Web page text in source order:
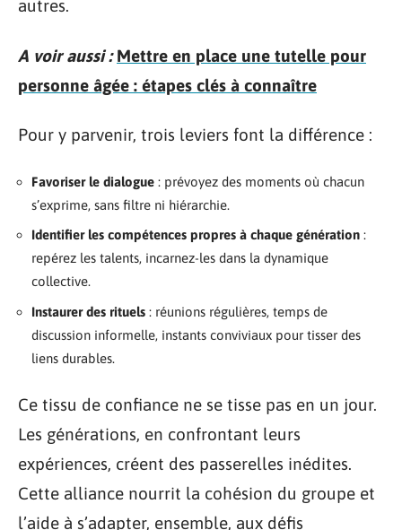
autres.
A voir aussi : Mettre en place une tutelle pour
personne âgée : étapes clés à connaître
Pour y parvenir, trois leviers font la différence :
Favoriser le dialogue : prévoyez des moments où chacun
s’exprime, sans filtre ni hiérarchie.
Identifier les compétences propres à chaque génération :
repérez les talents, incarnez-les dans la dynamique
collective.
Instaurer des rituels : réunions régulières, temps de
discussion informelle, instants conviviaux pour tisser des
liens durables.
Ce tissu de confiance ne se tisse pas en un jour.
Les générations, en confrontant leurs
expériences, créent des passerelles inédites.
Cette alliance nourrit la cohésion du groupe et
l’aide à s’adapter, ensemble, aux défis